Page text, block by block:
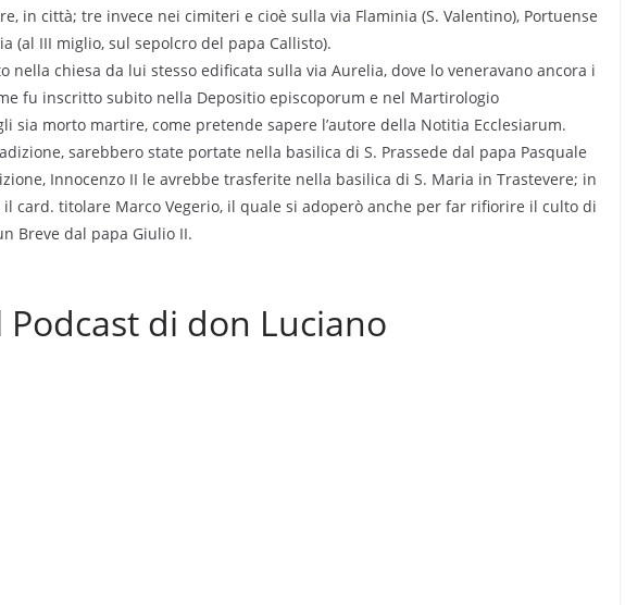
in città; tre invece nei cimiteri e cioè sulla via Flaminia (S. Valentino), Portuense
(al III miglio, sul sepolcro del papa Callisto).
nella chiesa da lui stesso edificata sulla via Aurelia, dove lo veneravano ancora i
fu inscritto subito nella Depositio episcoporum e nel Martirologio
sia morto martire, come pretende sapere l’autore della Notitia Ecclesiarum.
sarebbero state portate nella basilica di S. Prassede dal papa Pasquale
Innocenzo II le avrebbe trasferite nella basilica di S. Maria in Trastevere; in
card. titolare Marco Vegerio, il quale si adoperò anche per far rifiorire il culto di
Breve dal papa Giulio II.
Podcast di don Luciano